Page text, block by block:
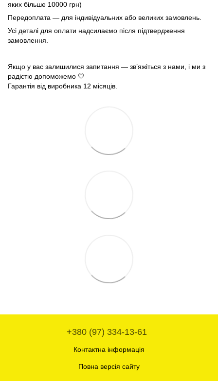
яких більше 10000 грн)
Передоплата — для індивідуальних або великих замовлень.
Усі деталі для оплати надсилаємо після підтвердження
замовлення.
Якщо у вас залишилися запитання — зв’яжіться з нами, і ми з
радістю допоможемо 🤍
Гарантія від виробника 12 місяців.
+380 (97) 334-13-61
Контактна інформація
Повна версія сайту